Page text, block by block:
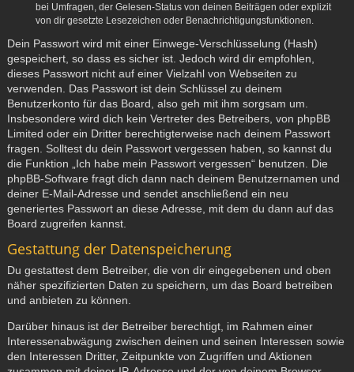
bei Umfragen, der Gelesen-Status von deinen Beiträgen oder explizit
von dir gesetzte Lesezeichen oder Benachrichtigungsfunktionen.
Dein Passwort wird mit einer Einwege-Verschlüsselung (Hash)
gespeichert, so dass es sicher ist. Jedoch wird dir empfohlen,
dieses Passwort nicht auf einer Vielzahl von Webseiten zu
verwenden. Das Passwort ist dein Schlüssel zu deinem
Benutzerkonto für das Board, also geh mit ihm sorgsam um.
Insbesondere wird dich kein Vertreter des Betreibers, von phpBB
Limited oder ein Dritter berechtigterweise nach deinem Passwort
fragen. Solltest du dein Passwort vergessen haben, so kannst du
die Funktion „Ich habe mein Passwort vergessen“ benutzen. Die
phpBB-Software fragt dich dann nach deinem Benutzernamen und
deiner E-Mail-Adresse und sendet anschließend ein neu
generiertes Passwort an diese Adresse, mit dem du dann auf das
Board zugreifen kannst.
Gestattung der Datenspeicherung
Du gestattest dem Betreiber, die von dir eingegebenen und oben
näher spezifizierten Daten zu speichern, um das Board betreiben
und anbieten zu können.
Darüber hinaus ist der Betreiber berechtigt, im Rahmen einer
Interessenabwägung zwischen deinen und seinen Interessen sowie
den Interessen Dritter, Zeitpunkte von Zugriffen und Aktionen